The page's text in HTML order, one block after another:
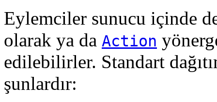
Eylemciler sunucu içinde
olarak ya da Action
edilebilirler. Standart
şunlardır: